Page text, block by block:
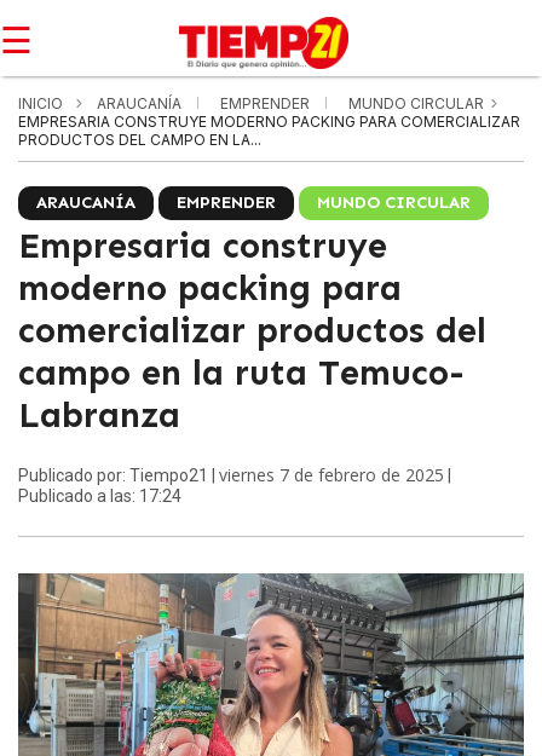
☰
INICIO ARAUCANÍA EMPRENDER
MUNDO CIRCULAR
EMPRESARIA CONSTRUYE MODERNO PACKING PARA COMERCIALIZAR
PRODUCTOS DEL CAMPO EN LA...
ARAUCANÍA EMPRENDER MUNDO CIRCULAR
Empresaria construye
moderno packing para
comercializar productos del
campo en la ruta Temuco-
Labranza
Publicado por: Tiempo21 | viernes 7 de febrero de 2025
Publicado a las: 17:24